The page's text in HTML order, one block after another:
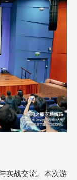
实战交流。本次游